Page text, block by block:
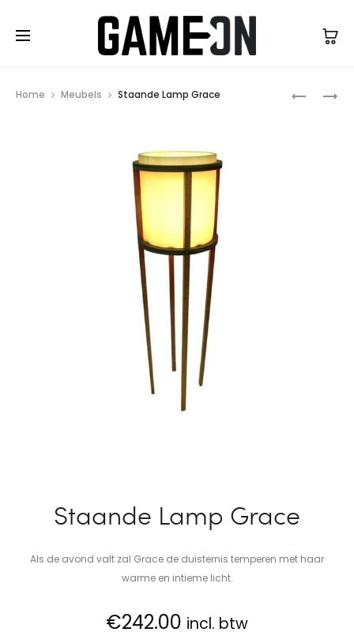
High Five Fashion
STAANDE
Home Meubels Staande Lamp Grace
Staande Lamp Grace
Als de avond valt zal Grace de duisternis temperen met haar
warme en intieme licht.
€242.00 incl. btw